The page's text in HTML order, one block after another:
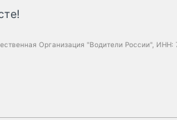
Организация "Водители России", ИНН: